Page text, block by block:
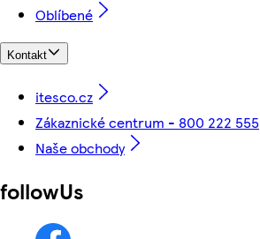
Oblíbené
Kontakt
itesco.cz
Zákaznické centrum - 800 222 555
Naše obchody
followUs